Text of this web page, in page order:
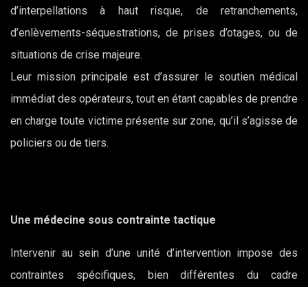
d’interpellations à haut risque, de retranchements,
d’enlèvements-séquestrations, de prises d’otages, ou de
situations de crise majeure.
Leur mission principale est d’assurer le soutien médical
immédiat des opérateurs, tout en étant capables de prendre
en charge toute victime présente sur zone, qu’il s’agisse de
policiers ou de tiers.
Une médecine sous contrainte tactique
Intervenir au sein d’une unité d’intervention impose des
contraintes spécifiques, bien différentes du cadre